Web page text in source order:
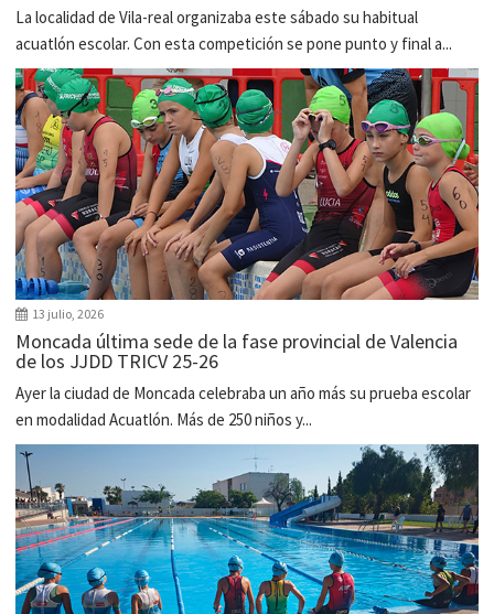
La localidad de Vila-real organizaba este sábado su habitual
acuatlón escolar. Con esta competición se pone punto y final a...
13 julio, 2026
Moncada última sede de la fase provincial de Valencia
de los JJDD TRICV 25-26
Ayer la ciudad de Moncada celebraba un año más su prueba escolar
en modalidad Acuatlón. Más de 250 niños y...